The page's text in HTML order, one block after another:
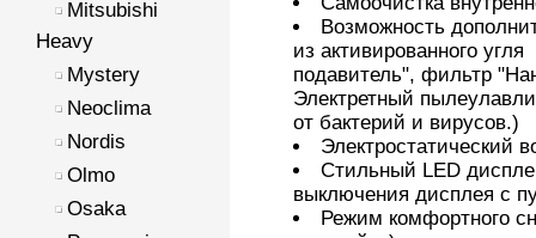
Mitsubishi
Heavy
Mystery
Neoclima
Nordis
Olmo
Osaka
Возможность
из активированного
подавитель", фильтр
Электретный
от бактерий и вирусов.)
Электростатический
Стильный LED
выключения дисплея с
Режим комфортного